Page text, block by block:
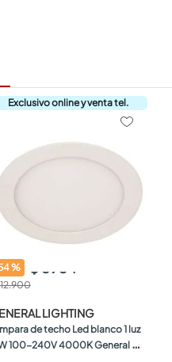
% $ 5934
LIGHTING
de techo Led blanco 1 luz
100-240V 4000K General